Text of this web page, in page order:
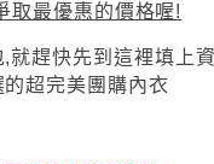
取最優惠的價格喔!
,就趕快先到這裡填上
超完美團購內衣